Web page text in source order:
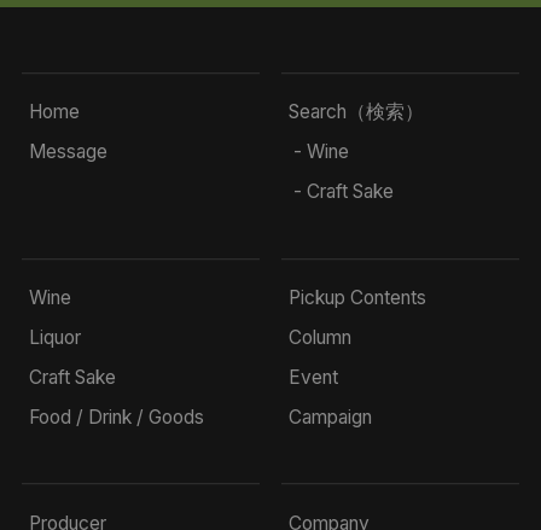
Home
Message
Search（検索）
- Wine
- Craft Sake
Wine
Liquor
Craft Sake
Food / Drink / Goods
Pickup Contents
Column
Event
Campaign
Producer
Company